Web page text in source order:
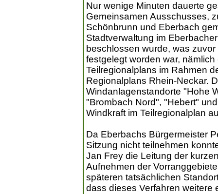
Nur wenige Minuten dauerte
Gemeinsamen Ausschusses,
Schönbrunn und Eberbach
Stadtverwaltung im
beschlossen wurde, was
festgelegt worden war,
Teilregionalplans im Rahmen
Regionalplans Rhein-Neckar.
Windanlagenstandorte "Hohe
"Brombach Nord", "Hebert"
Windkraft im Teilregionalplan
Da Eberbachs Bürgermeister
Sitzung nicht teilnehmen
Jan Frey die Leitung der
Aufnehmen der
späteren tatsächlichen
dass dieses Verfahren weitere